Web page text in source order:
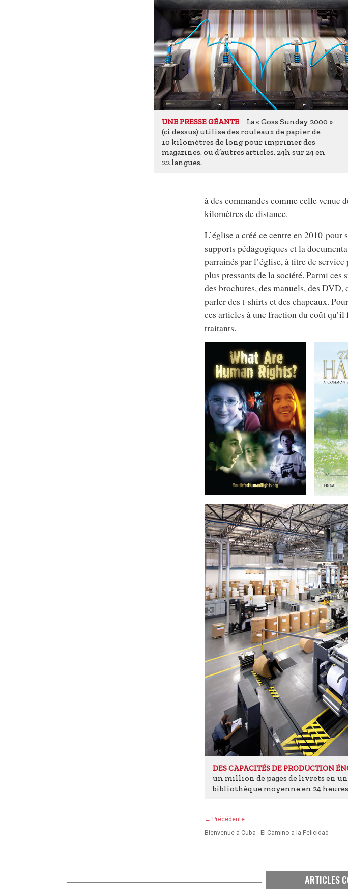
UNE PRESSE GÉANTE
La « Goss Sunday 2000 »
(ci dessus) utilise des rouleaux de papier de
10 kilomètres de long pour imprimer des
magazines, ou d’autres articles, 24h sur 24 en
22 langues.
à des commandes comme celle venue
kilomètres de distance.
L’église a créé ce centre en 2010
supports pédagogiques et la
parrainés par l’église, à titre de
plus pressants de la société. Parmi
des brochures, des manuels, des DVD,
parler des t-shirts et des chapeaux.
ces articles à une fraction du coût
traitants.
DES CAPACITÉS DE PRODUCTION
un million de pages de livrets en
bibliothèque moyenne en 24
← Précédente
Bienvenue à Cuba : El Camino a la Felicidad
ARTICLES